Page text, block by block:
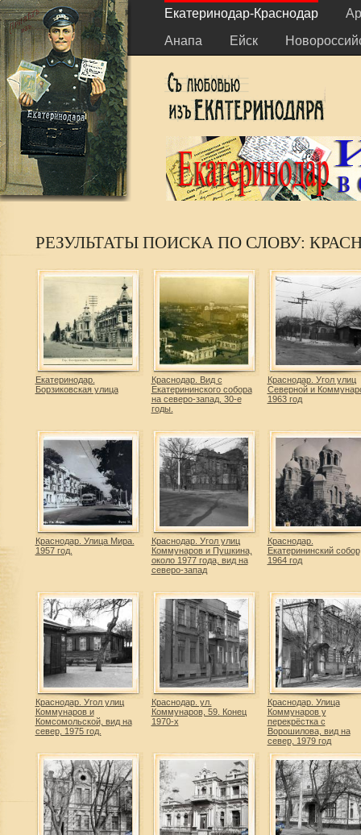
Екатеринодар-Краснодар
Анапа
Ейск
РЕЗУЛЬТАТЫ ПОИСКА ПО СЛОВУ:
Екатеринодар.
Борзиковская улица
Краснодар. Вид с
Екатерининского собора
на северо-запад, 30-е
годы.
Краснодар. Угол улиц
Северной и
1963 год
Краснодар. Улица Мира.
1957 год.
Краснодар. Угол улиц
Коммунаров и Пушкина,
около 1977 года, вид на
северо-запад
Краснодар.
Екатерининский
1964 год
Краснодар. Угол улиц
Коммунаров и
Комсомольской, вид на
север, 1975 год.
Краснодар. ул.
Коммунаров, 59. Конец
1970-х
Краснодар. Улица
Коммунаров у
перекрёстка с
Ворошилова, вид на
север, 1979 год